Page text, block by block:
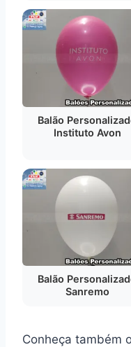
Balão
Instituto Avon
Balão
Sanremo
Conheça também